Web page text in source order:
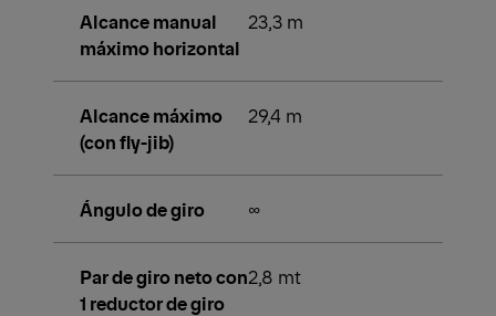
Alcance manual
máximo horizontal
23,3 m
Alcance máximo
(con fly-jib)
29,4 m
Ángulo de giro ∞
Par de giro neto con
1 reductor de giro
2,8 mt